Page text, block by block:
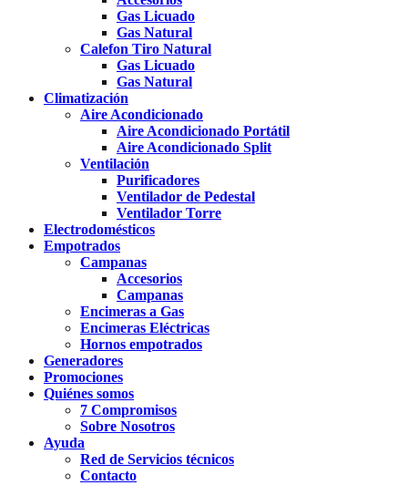
Gas Licuado
Gas Natural
Calefon Tiro Natural
Gas Licuado
Gas Natural
Climatización
Aire Acondicionado
Aire Acondicionado Portátil
Aire Acondicionado Split
Ventilación
Purificadores
Ventilador de Pedestal
Ventilador Torre
Electrodomésticos
Empotrados
Campanas
Accesorios
Campanas
Encimeras a Gas
Encimeras Eléctricas
Hornos empotrados
Generadores
Promociones
Quiénes somos
7 Compromisos
Sobre Nosotros
Ayuda
Red de Servicios técnicos
Contacto